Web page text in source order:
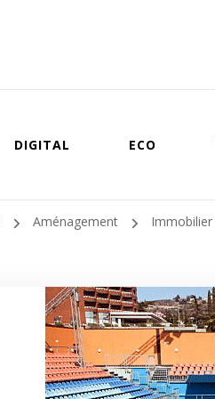
DIGITAL ECO
Aménagement Immobilier